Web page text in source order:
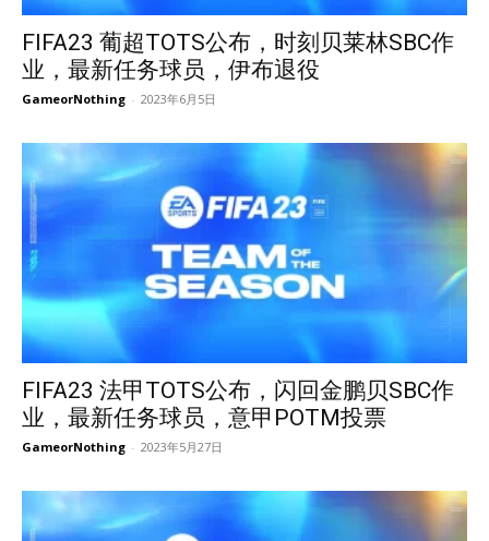
FIFA23 葡超TOTS公布，时刻贝莱林SBC作
业，最新任务球员，伊布退役
GameorNothing - 2023年6月5日
FIFA23 法甲TOTS公布，闪回金鹏贝SBC作
业，最新任务球员，意甲POTM投票
GameorNothing - 2023年5月27日